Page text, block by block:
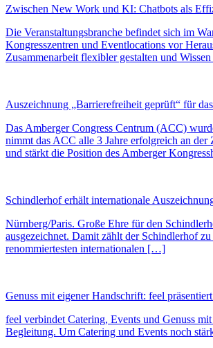
Zwischen New Work und KI: Chatbots als
Die Veranstaltungsbranche befindet sich im
Kongresszentren und Eventlocations vor
Zusammenarbeit flexibler gestalten und
Auszeichnung „Barrierefreiheit geprüft“ für
Das Amberger Congress Centrum (ACC)
nimmt das ACC alle 3 Jahre erfolgreich an
und stärkt die Position des Amberger
Schindlerhof erhält internationale
Nürnberg/Paris. Große Ehre für den
ausgezeichnet. Damit zählt der Schindlerhof
renommiertesten internationalen […]
Genuss mit eigener Handschrift: feel
feel verbindet Catering, Events und Genuss
Begleitung. Um Catering und Events noch